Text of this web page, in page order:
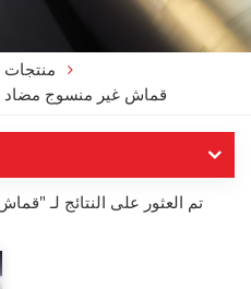
منتجات
قماش غير منسوج مضاد